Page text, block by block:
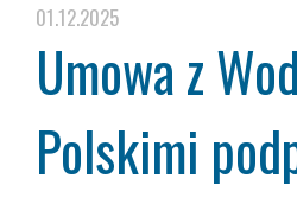
01.12.2025
Umowa z
Polskimi